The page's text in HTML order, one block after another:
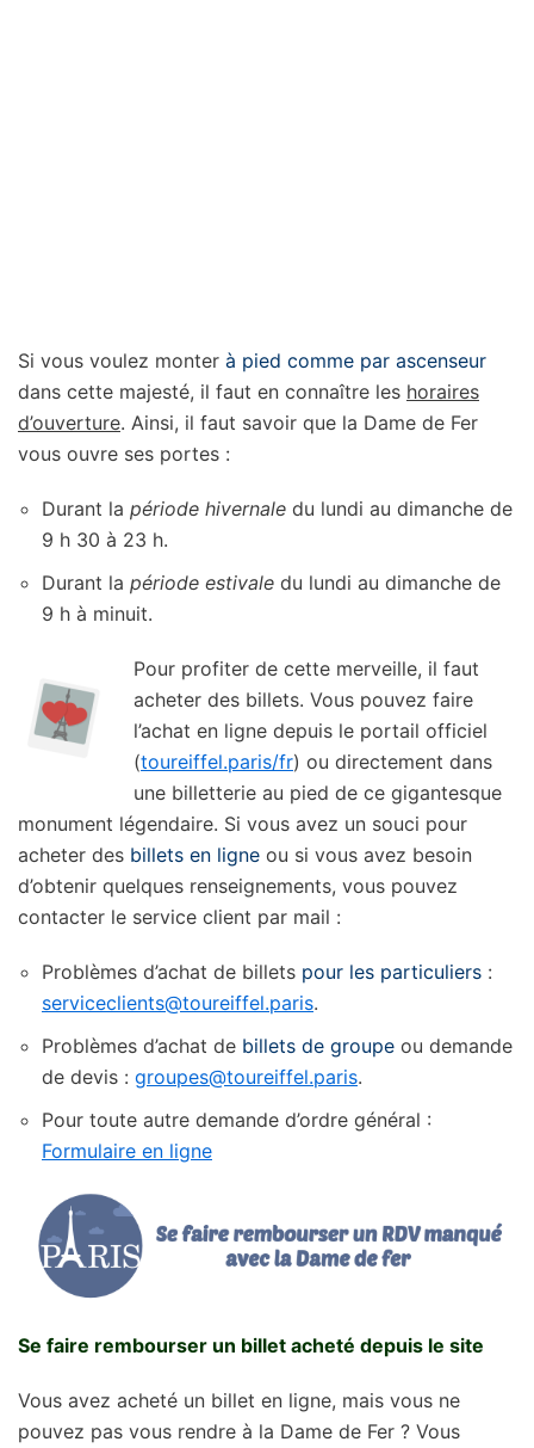
Si vous voulez monter à pied comme par ascenseur
dans cette majesté, il faut en connaître les horaires
d’ouverture. Ainsi, il faut savoir que la Dame de Fer
vous ouvre ses portes :
Durant la période hivernale du lundi au dimanche de
9 h 30 à 23 h.
Durant la période estivale du lundi au dimanche de
9 h à minuit.
Pour profiter de cette merveille, il faut
acheter des billets. Vous pouvez faire
l’achat en ligne depuis le portail officiel
(toureiffel.paris/fr) ou directement dans
une billetterie au pied de ce gigantesque
monument légendaire. Si vous avez un souci pour
acheter des billets en ligne ou si vous avez besoin
d’obtenir quelques renseignements, vous pouvez
contacter le service client par mail :
Problèmes d’achat de billets pour les particuliers :
serviceclients@toureiffel.paris.
Problèmes d’achat de billets de groupe ou demande
de devis : groupes@toureiffel.paris.
Pour toute autre demande d’ordre général :
Formulaire en ligne
Se faire rembourser un billet acheté depuis le site
Vous avez acheté un billet en ligne, mais vous ne
pouvez pas vous rendre à la Dame de Fer ? Vous